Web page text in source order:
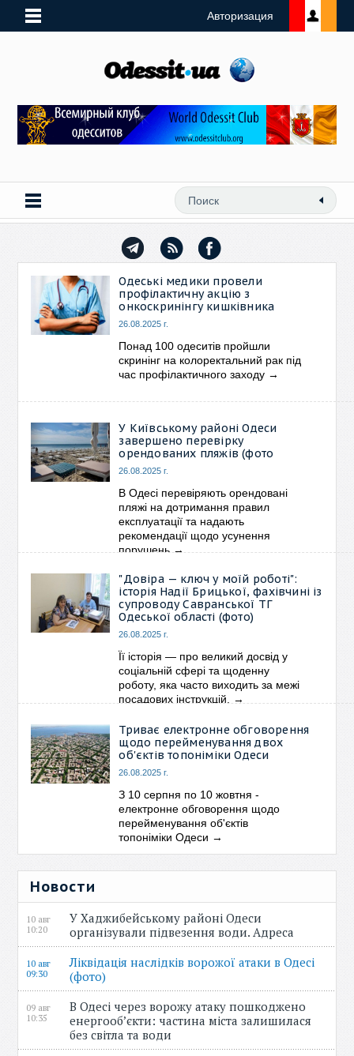
Авторизация
Одеські медики провели
профілактичну акцію з
онкоскринінгу кишківника
26.08.2025 г.
Понад 100 одеситів пройшли
скринінг на колоректальний рак під
час профілактичного заходу →
У Київському районі Одеси
завершено перевірку
орендованих пляжів (фото
26.08.2025 г.
В Одесі перевіряють орендовані
пляжі на дотримання правил
експлуатації та надають
рекомендації щодо усунення
порушень→
"Довіра — ключ у моїй роботі":
історія Надії Брицької, фахівчині із
супроводу Савранської ТГ
Одеської області (фото)
26.08.2025 г.
Її історія — про великий досвід у
соціальній сфері та щоденну
роботу, яка часто виходить за межі
посадових інструкцій.
→
Триває електронне обговорення
щодо перейменування двох
об'єктів топоніміки Одеси
26.08.2025 г.
З 10 серпня по 10 жовтня -
електронне обговорення щодо
перейменування об'єктів
топоніміки Одеси →
Новости
10 авг
10:20
У Хаджибейському районі Одеси
організували підвезення води. Адреса
10 авг
09:30
Ліквідація наслідків ворожої атаки в Одесі
(фото)
09 авг
10:35
В Одесі через ворожу атаку пошкоджено
енергооб’єкти: частина міста залишилася
без світла та води